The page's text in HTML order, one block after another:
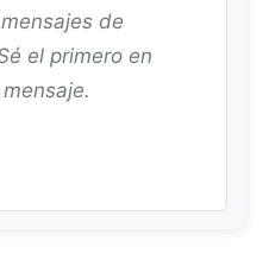
de
el primero en